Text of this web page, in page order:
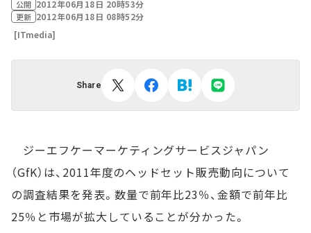
公開 2012年06月18日 20時53分
更新 2012年06月18日 08時52分
[ITmedia]
Share
ジーエフケーマーケティングサービスジャパン
（GfK）は、2011年度のヘッドセット販売動向について
の調査結果を発表。数量で前年比23％、金額で前年比
25％と市場が拡大していることが分かった。